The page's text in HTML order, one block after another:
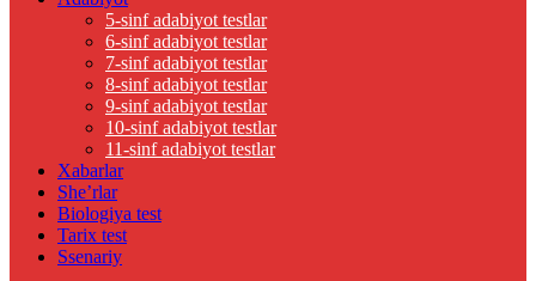
5-sinf adabiyot testlar
6-sinf adabiyot testlar
7-sinf adabiyot testlar
8-sinf adabiyot testlar
9-sinf adabiyot testlar
10-sinf adabiyot testlar
11-sinf adabiyot testlar
Xabarlar
She’rlar
Biologiya test
Tarix test
Ssenariy